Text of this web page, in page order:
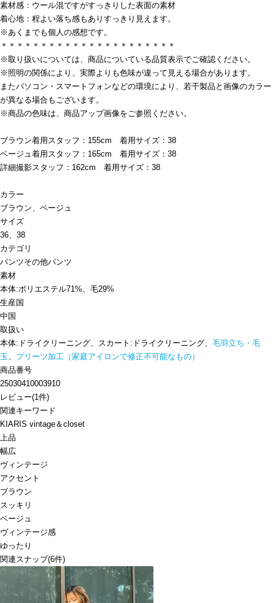
素材感：ウール混ですがすっきりした表面の素材
着心地：程よい落ち感もありすっきり見えます。
※あくまでも個人の感想です。
＊＊＊＊＊＊＊＊＊＊＊＊＊＊＊＊＊＊＊＊＊＊
※取り扱いについては、商品についている品質表示でご確認ください。
※照明の関係により、実際よりも色味が違って見える場合があります。
またパソコン・スマートフォンなどの環境により、若干製品と画像のカラー
が異なる場合もございます。
※商品の色味は、商品アップ画像をご参照ください。
ブラウン着用スタッフ：155cm 着用サイズ：38
ベージュ着用スタッフ：165cm 着用サイズ：38
詳細撮影スタッフ：162cm 着用サイズ：38
カラー
ブラウン、ベージュ
サイズ
36、38
カテゴリ
パンツその他パンツ
素材
本体:ポリエステル71%、毛29%
生産国
中国
取扱い
本体:ドライクリーニング、スカート:ドライクリーニング、 毛羽立ち・毛
玉、 プリーツ加工（家庭アイロンで修正不可能なもの）
商品番号
25030410003910
レビュー(1件)
関連キーワード
KIARIS vintage＆closet
上品
幅広
ヴィンテージ
アクセント
ブラウン
スッキリ
ベージュ
ヴィンテージ感
ゆったり
関連スナップ(6件)